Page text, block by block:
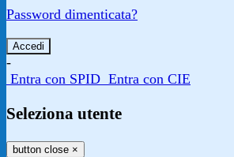
Password dimenticata?
-
Entra con SPID Entra con CIE
Seleziona utente
button close ×